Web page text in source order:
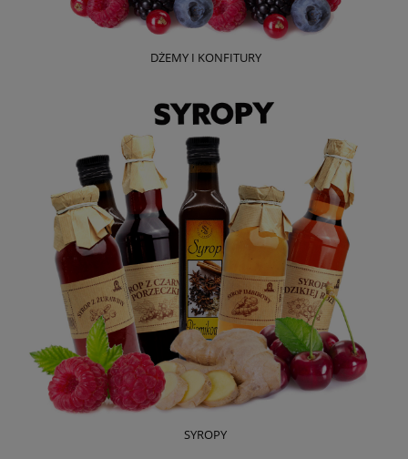
DŻEMY I KONFITURY
SYROPY